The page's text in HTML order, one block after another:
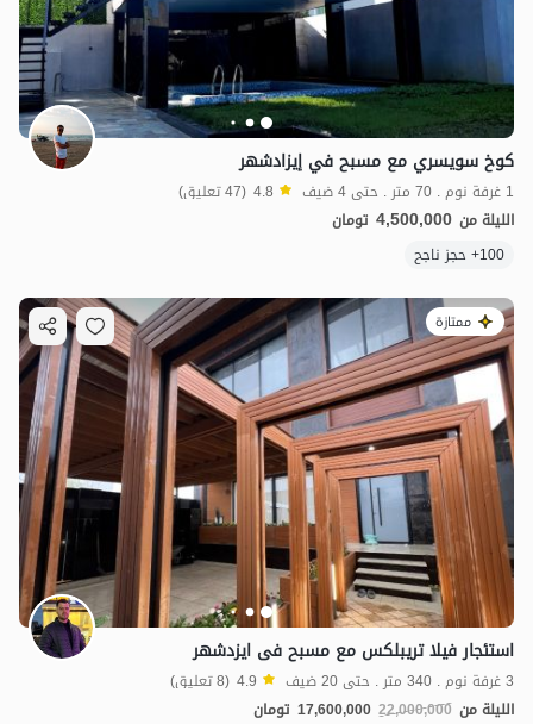
كوخ سويسري مع مسبح في إيزادشهر
1 غرفة نوم . 70 متر . حتى 4 ضيف 4.8 (47 تعليق)
الليلة من 4,500,000 تومان
100+ حجز ناجح
ممتازة
استئجار فیلا تریبلکس مع مسبح فی ایزدشهر
3 غرفة نوم . 340 متر . حتى 20 ضيف 4.9 (8 تعليق)
الليلة من 22,000,000
17,600,000 تومان